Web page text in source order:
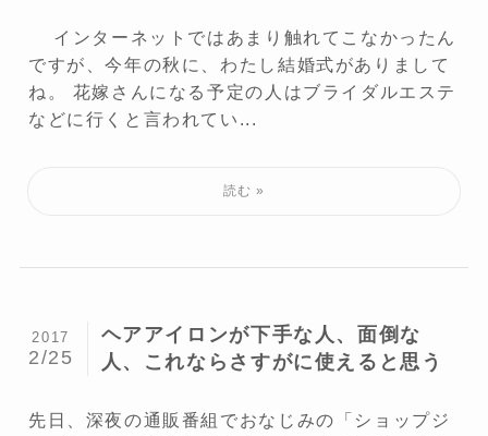
インターネットではあまり触れてこなかったん
ですが、今年の秋に、わたし結婚式がありまして
ね。 花嫁さんになる予定の人はブライダルエステ
などに行くと言われてい...
ヘアアイロンが下手な人、面倒な
人、これならさすがに使えると思う
2017
2/25
先日、深夜の通販番組でおなじみの「ショップジ